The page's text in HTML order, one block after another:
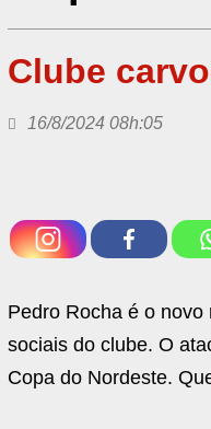
Clube
16/8/2024 08h:05
Pedro Rocha é o
sociais do clube. O
Copa do Nordeste.